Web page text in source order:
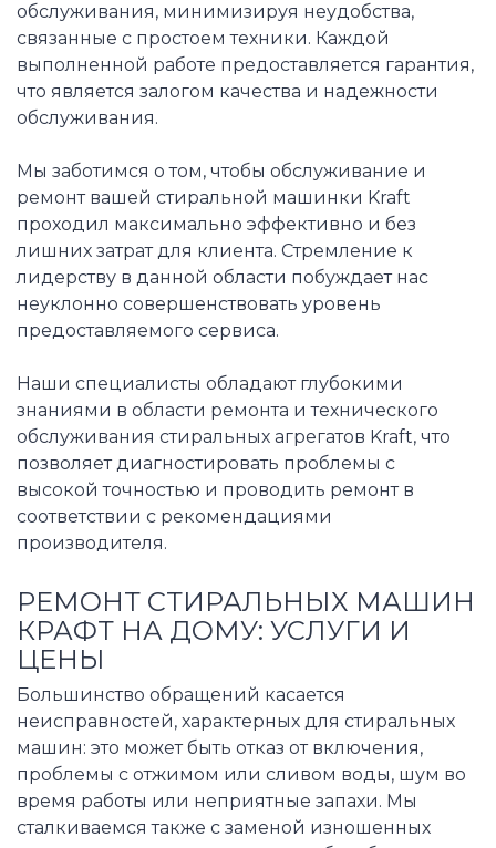
обслуживания, минимизируя неудобства,
связанные с простоем техники. Каждой
выполненной работе предоставляется гарантия,
что является залогом качества и надежности
обслуживания.
Мы заботимся о том, чтобы обслуживание и
ремонт вашей стиральной машинки Kraft
проходил максимально эффективно и без
лишних затрат для клиента. Стремление к
лидерству в данной области побуждает нас
неуклонно совершенствовать уровень
предоставляемого сервиса.
Наши специалисты обладают глубокими
знаниями в области ремонта и технического
обслуживания стиральных агрегатов Kraft, что
позволяет диагностировать проблемы с
высокой точностью и проводить ремонт в
соответствии с рекомендациями
производителя.
РЕМОНТ СТИРАЛЬНЫХ МАШИН
КРАФТ НА ДОМУ: УСЛУГИ И
ЦЕНЫ
Большинство обращений касается
неисправностей, характерных для стиральных
машин: это может быть отказ от включения,
проблемы с отжимом или сливом воды, шум во
время работы или неприятные запахи. Мы
сталкиваемся также с заменой изношенных